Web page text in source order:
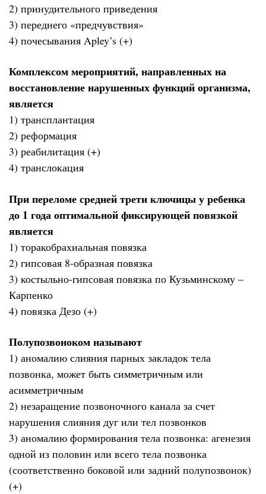
2) принудительного приведения
3) переднего «предчувствия»
4) почесывания Apley’s (+)
Комплексом мероприятий, направленных на
восстановление нарушенных функций организма,
является
1) трансплантация
2) реформация
3) реабилитация (+)
4) транслокация
При переломе средней трети ключицы у ребенка
до 1 года оптимальной фиксирующей повязкой
является
1) торакобрахиальная повязка
2) гипсовая 8-образная повязка
3) костыльно-гипсовая повязка по Кузьминскому –
Карпенко
4) повязка Дезо (+)
Полупозвоноком называют
1) аномалию слияния парных закладок тела
позвонка, может быть симметричным или
асимметричным
2) незаращение позвоночного канала за счет
нарушения слияния дуг или тел позвонков
3) аномалию формирования тела позвонка: агенезия
одной из половин или всего тела позвонка
(соответственно боковой или задний полупозвонок)
(+)